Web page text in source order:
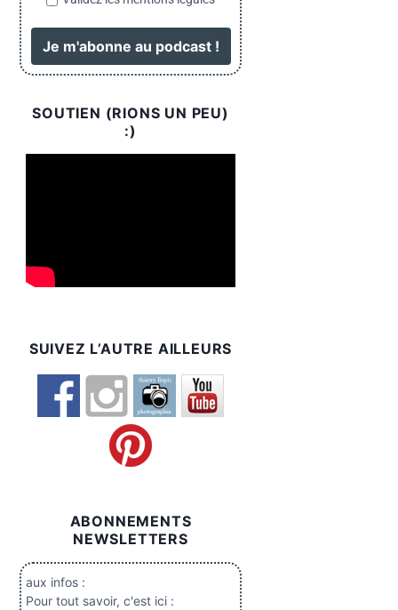
SOUTIEN (RIONS UN PEU)
:)
SUIVEZ L’AUTRE AILLEURS
ABONNEMENTS
NEWSLETTERS
aux infos :
Pour tout savoir, c'est ici :